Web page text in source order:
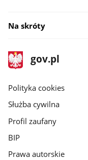
Na skróty
stopka
gov.pl
Strona
gov.pl
gov.pl
Polityka cookies
Służba cywilna
Profil zaufany
BIP
Prawa autorskie